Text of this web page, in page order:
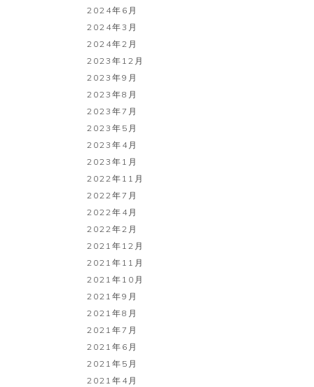
2024年6月
2024年3月
2024年2月
2023年12月
2023年9月
2023年8月
2023年7月
2023年5月
2023年4月
2023年1月
2022年11月
2022年7月
2022年4月
2022年2月
2021年12月
2021年11月
2021年10月
2021年9月
2021年8月
2021年7月
2021年6月
2021年5月
2021年4月